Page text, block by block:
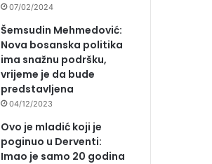
07/02/2024
Šemsudin Mehmedović:
Nova bosanska politika
ima snažnu podršku,
vrijeme je da bude
predstavljena
04/12/2023
Ovo je mladić koji je
poginuo u Derventi:
Imao je samo 20 godina